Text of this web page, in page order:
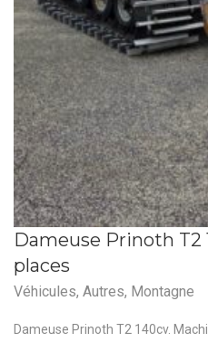
Dameuse Prinoth T2
places
Véhicules, Autres, Montagne
Dameuse Prinoth T2 140cv.